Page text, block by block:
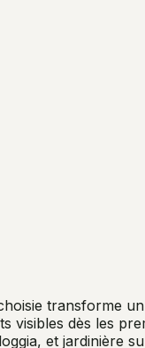
transforme
visibles dès les
et jardinière